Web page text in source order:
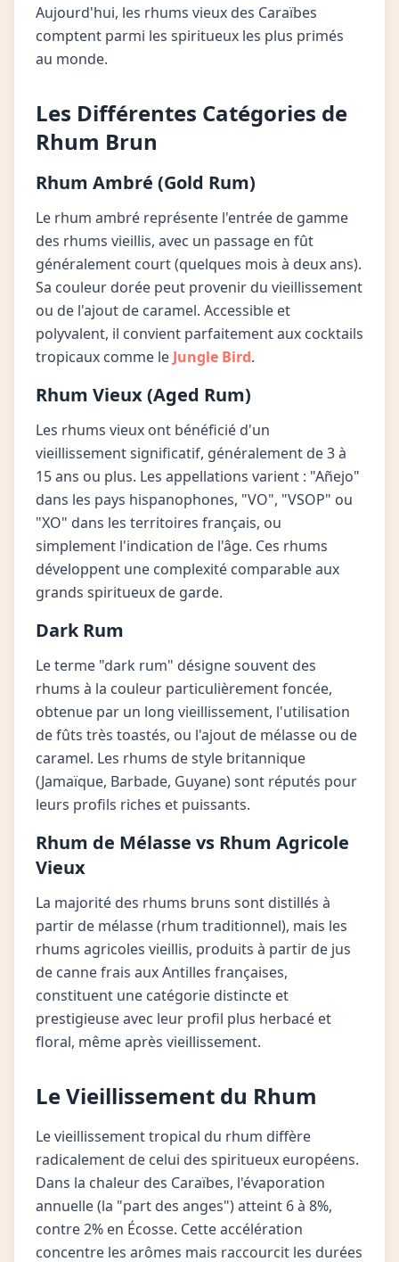
Aujourd'hui, les rhums vieux des Caraïbes
comptent parmi les spiritueux les plus primés
au monde.
Les Différentes Catégories de
Rhum Brun
Rhum Ambré (Gold Rum)
Le rhum ambré représente l'entrée de gamme
des rhums vieillis, avec un passage en fût
généralement court (quelques mois à deux ans).
Sa couleur dorée peut provenir du vieillissement
ou de l'ajout de caramel. Accessible et
polyvalent, il convient parfaitement aux cocktails
tropicaux comme le Jungle Bird.
Rhum Vieux (Aged Rum)
Les rhums vieux ont bénéficié d'un
vieillissement significatif, généralement de 3 à
15 ans ou plus. Les appellations varient : "Añejo"
dans les pays hispanophones, "VO", "VSOP" ou
"XO" dans les territoires français, ou
simplement l'indication de l'âge. Ces rhums
développent une complexité comparable aux
grands spiritueux de garde.
Dark Rum
Le terme "dark rum" désigne souvent des
rhums à la couleur particulièrement foncée,
obtenue par un long vieillissement, l'utilisation
de fûts très toastés, ou l'ajout de mélasse ou de
caramel. Les rhums de style britannique
(Jamaïque, Barbade, Guyane) sont réputés pour
leurs profils riches et puissants.
Rhum de Mélasse vs Rhum Agricole
Vieux
La majorité des rhums bruns sont distillés à
partir de mélasse (rhum traditionnel), mais les
rhums agricoles vieillis, produits à partir de jus
de canne frais aux Antilles françaises,
constituent une catégorie distincte et
prestigieuse avec leur profil plus herbacé et
floral, même après vieillissement.
Le Vieillissement du Rhum
Le vieillissement tropical du rhum diffère
radicalement de celui des spiritueux européens.
Dans la chaleur des Caraïbes, l'évaporation
annuelle (la "part des anges") atteint 6 à 8%,
contre 2% en Écosse. Cette accélération
concentre les arômes mais raccourcit les durées